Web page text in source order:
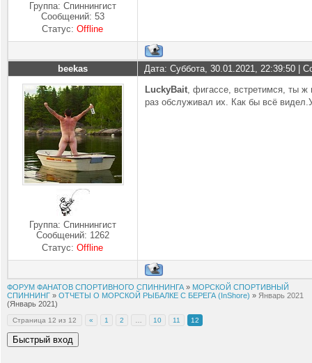
Группа: Спиннингист
Сообщений: 53
Статус:Offline
beekas Дата: Суббота, 30.01.2021, 22:39:50 |
Группа: Спиннингист
Сообщений: 1262
Статус:Offline
LuckyBait, фигассе, встретимся, ты
раз обслуживал их. Как бы всё
ФОРУМ ФАНАТОВ СПОРТИВНОГО СПИННИНГА » МОРСКОЙ СПОРТИВНЫЙ
СПИННИНГ » ОТЧЕТЫ О МОРСКОЙ РЫБАЛКЕ С БЕРЕГА (InShore) » Январь 2021
(Январь 2021)
Страница 12 из 12 « 1 2 10 11 12